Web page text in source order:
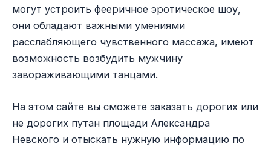
могут устроить фееричное эротическое шоу,
они обладают важными умениями
расслабляющего чувственного массажа, имеют
возможность возбудить мужчину
завораживающими танцами.
На этом сайте вы сможете заказать дорогих или
не дорогих путан площади Александра
Невского и отыскать нужную информацию по